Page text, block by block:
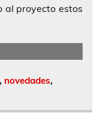
al proyecto estos
, novedades,